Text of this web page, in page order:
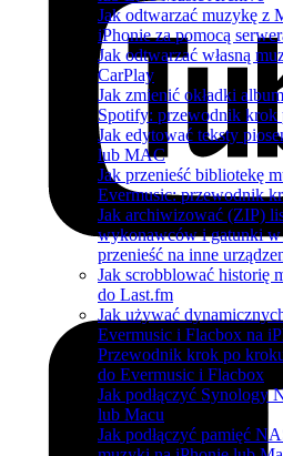
Jak odtwarzać muzykę z
iPhonie za pomocą
Jak odtwarzać własną
CarPlay
Jak zmienić okładki
Spotify: przewodnik krok
Jak edytować teksty
lub MAC
Jak przenieść bibliotekę
Evermusic: przewodnik
Jak archiwizować (ZIP)
wykonawców i gatunki
przenieść na inne
Jak scrobblować historię
do Last.fm
Jak używać
Evermusic i Flacbox na
Przewodnik krok po
do Evermusic i Flacbox
Jak podłączyć Synology
lub Macu
Jak podłączyć pamięć